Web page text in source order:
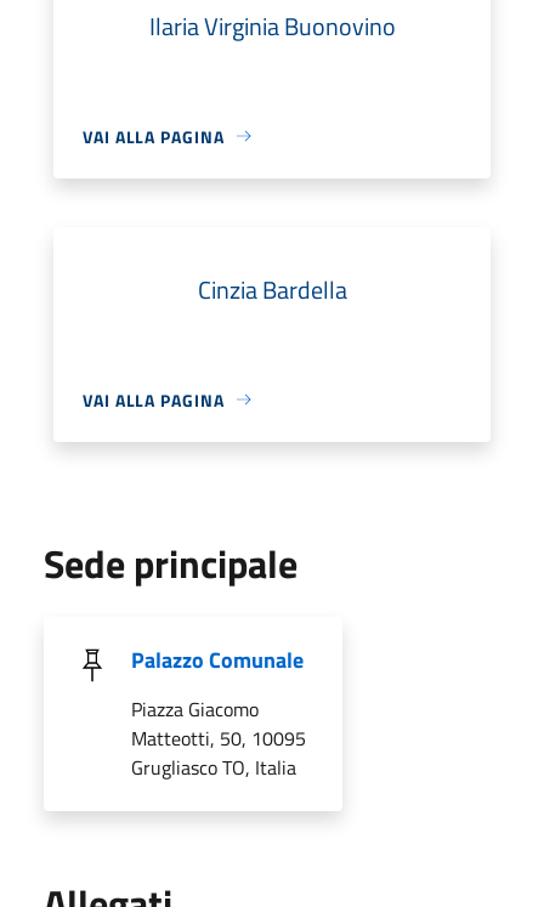
Ilaria Virginia Buonovino
VAI ALLA PAGINA
Cinzia Bardella
VAI ALLA PAGINA
Sede principale
Palazzo Comunale
Piazza Giacomo
Matteotti, 50, 10095
Grugliasco TO, Italia